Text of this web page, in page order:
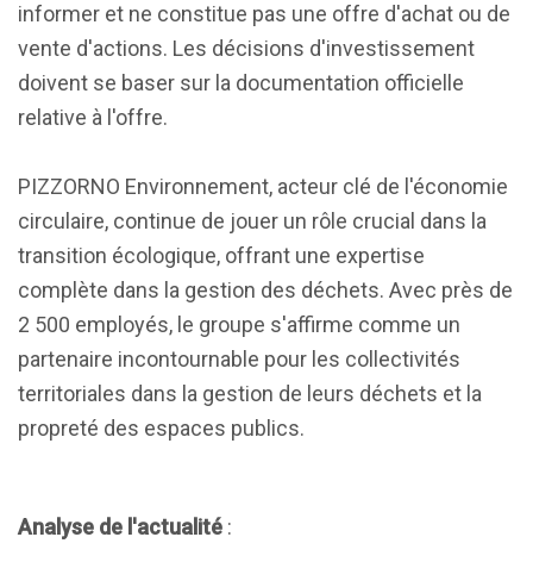
informer et ne constitue pas une offre d'achat ou de
vente d'actions. Les décisions d'investissement
doivent se baser sur la documentation officielle
relative à l'offre.
PIZZORNO Environnement, acteur clé de l'économie
circulaire, continue de jouer un rôle crucial dans la
transition écologique, offrant une expertise
complète dans la gestion des déchets. Avec près de
2 500 employés, le groupe s'affirme comme un
partenaire incontournable pour les collectivités
territoriales dans la gestion de leurs déchets et la
propreté des espaces publics.
Analyse de l'actualité :